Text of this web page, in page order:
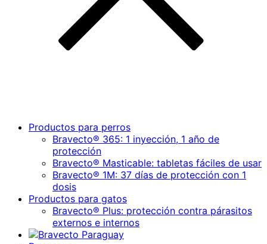
Productos para perros
Bravecto® 365: 1 inyección, 1 año de
protección
Bravecto® Masticable: tabletas fáciles de usar
Bravecto® 1M: 37 días de protección con 1
dosis
Productos para gatos
Bravecto® Plus: protección contra párasitos
externos e internos